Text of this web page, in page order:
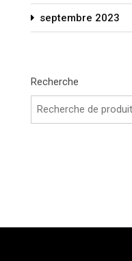
septembre 2023
Recherche